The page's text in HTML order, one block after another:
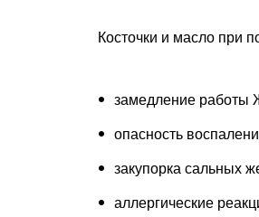
Косточки и масло при
замедление работы
опасность
закупорка сальных
аллергические